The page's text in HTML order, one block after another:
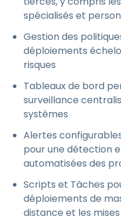
spécialisés et
Gestion des
déploiements
risques
Tableaux de bord
surveillance
systèmes
Alertes
pour une détection
automatisées des
Scripts et Tâches
déploiements de
distance et les